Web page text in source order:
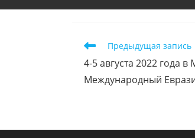
Предыдущая запись
4-5 августа 2022 года
Международный